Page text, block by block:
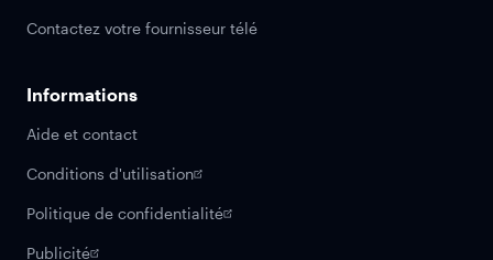
Contactez votre fournisseur télé
Informations
Aide et contact
Conditions d'utilisation
Politique de confidentialité
Publicité